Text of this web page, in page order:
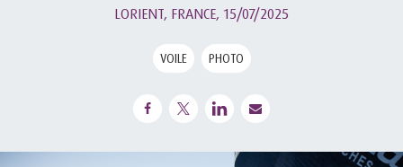
LORIENT, FRANCE, 15/07/2025
VOILE PHOTO